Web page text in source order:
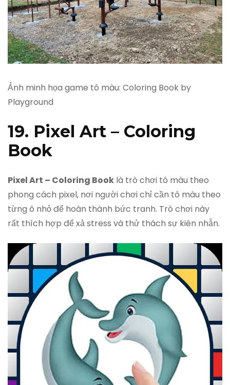
Ảnh minh họa game tô màu: Coloring Book by
Playground
19. Pixel Art – Coloring
Book
Pixel Art – Coloring Book là trò chơi tô màu theo
phong cách pixel, nơi người chơi chỉ cần tô màu theo
từng ô nhỏ để hoàn thành bức tranh. Trò chơi này
rất thích hợp để xả stress và thử thách sự kiên nhẫn.